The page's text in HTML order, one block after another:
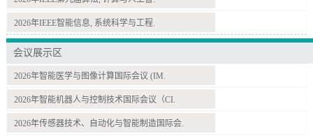
2026年IEEE智能信息, 系统科学与工程.
会议展示区
2026年智能医学与图像计算国际会议 (IM.
2026年智能机器人与控制技术国际会议（CI.
2026年传感器技术、自动化与智能制造国际会.